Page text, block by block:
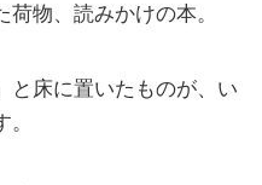
物、読みかけの本。
と床に置いたものが、い